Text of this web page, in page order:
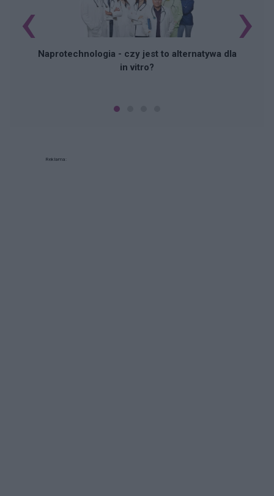
Naprotechnologia - czy jest to alternatywa dla
in vitro?
‹ ›
Reklama: